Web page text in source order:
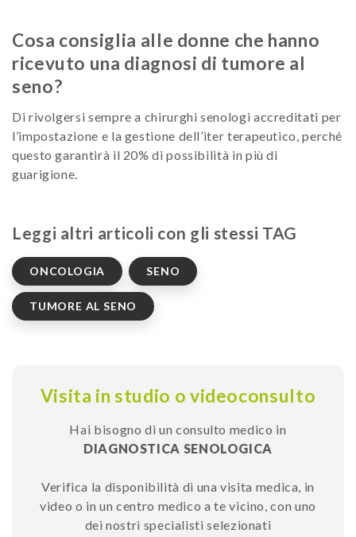
Cosa consiglia alle donne che hanno
ricevuto una diagnosi di tumore al
seno?
Di rivolgersi sempre a chirurghi senologi accreditati per
l’impostazione e la gestione dell’iter terapeutico, perché
questo garantirà il 20% di possibilità in più di
guarigione.
Leggi altri articoli con gli stessi TAG
ONCOLOGIA SENO
TUMORE AL SENO
Visita in studio o videoconsulto
Hai bisogno di un consulto medico in
DIAGNOSTICA SENOLOGICA
Verifica la disponibilità di una visita medica, in
video o in un centro medico a te vicino, con uno
dei nostri specialisti selezionati